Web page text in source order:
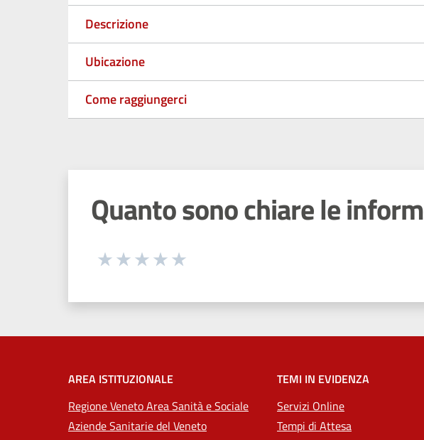
Descrizione
Ubicazione
Come raggiungerci
Quanto sono chiare le
Seleziona una valutazione da 1 a 5 stelle
AREA ISTITUZIONALE
Regione Veneto Area Sanità e Sociale
Aziende Sanitarie del Veneto
TEMI IN EVIDENZA
Servizi Online
Tempi di Attesa